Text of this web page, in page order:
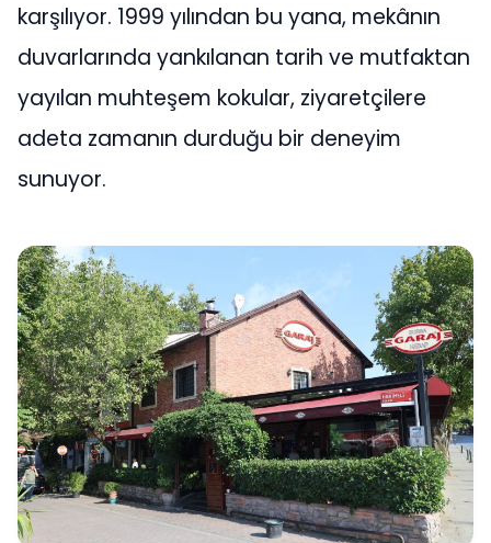
karşılıyor. 1999 yılından bu yana, mekânın
duvarlarında yankılanan tarih ve mutfaktan
yayılan muhteşem kokular, ziyaretçilere
adeta zamanın durduğu bir deneyim
sunuyor.